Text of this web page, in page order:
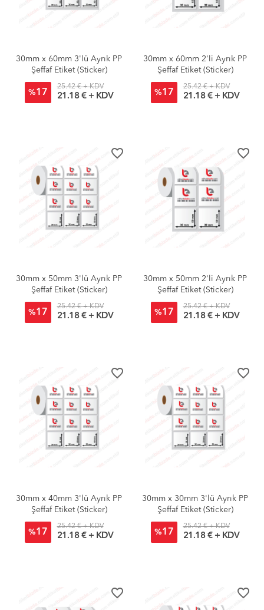
30mm x 60mm 3'lü Ayrık PP
Şeffaf Etiket (Sticker)
%17
25.42 € + KDV
21.18 € + KDV
30mm x 60mm 2'li Ayrık PP
Şeffaf Etiket (Sticker)
%17
25.42 € + KDV
21.18 € + KDV
favorite_border
30mm x 50mm 3'lü Ayrık PP
Şeffaf Etiket (Sticker)
%17
25.42 € + KDV
21.18 € + KDV
favorite_border
30mm x 50mm 2'li Ayrık PP
Şeffaf Etiket (Sticker)
%17
25.42 € + KDV
21.18 € + KDV
favorite_border
30mm x 40mm 3'lü Ayrık PP
Şeffaf Etiket (Sticker)
%17
25.42 € + KDV
21.18 € + KDV
favorite_border
30mm x 30mm 3'lü Ayrık PP
Şeffaf Etiket (Sticker)
%17
25.42 € + KDV
21.18 € + KDV
favorite_border favorite_border